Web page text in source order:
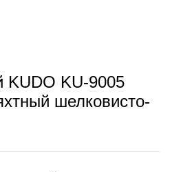
KUDO KU-9005
шелковисто-